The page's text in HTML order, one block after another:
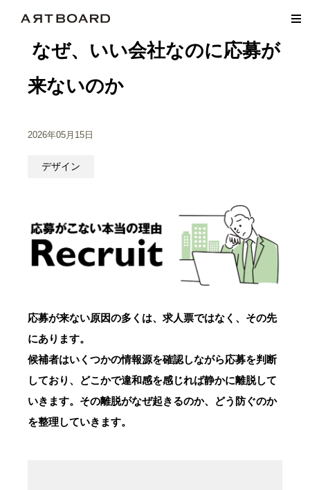
なぜ、いい会社なのに応募が
来ないのか
2026年05月15日
デザイン
応募が来ない原因の多くは、求人票ではなく、その先
にあります。
候補者はいくつかの情報源を確認しながら応募を判断
しており、どこかで違和感を感じれば静かに離脱して
いきます。その離脱がなぜ起きるのか、どう防ぐのか
を整理していきます。